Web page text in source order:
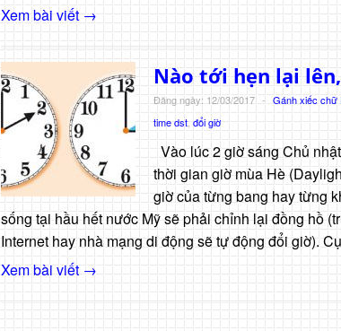
Xem bài viết →
Nào tới hẹn lại
Đăng ngày: 12/03/2017 - Gánh xiếc chữ
time dst đổi giờ
Vào lúc 2 giờ sáng Chủ
thời gian giờ mùa Hè
giờ của từng bang hay từng
sống tại hầu hết nước Mỹ sẽ phải chỉnh lại đồng hồ
Internet hay nhà mạng di động sẽ tự động đổi giờ).
Xem bài viết →